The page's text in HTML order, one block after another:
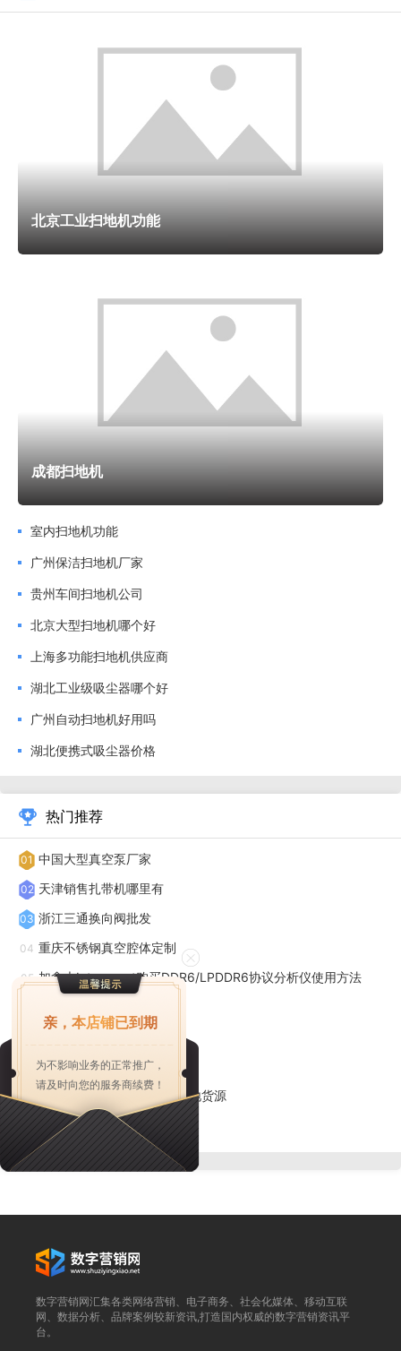
大工业吸尘器的吸力就越大。第二看工业吸尘器的过滤精度，
采用工业吸尘器就是要杜绝二次污染。被吸入的灰尘没有效过
滤干净造成二次污染是敢于吸尘器的一大隐形障碍，也是工业
吸尘器不达标的一个参数，这个时候我们的工业吸尘器选择就
是错误的。第三工业吸尘器的配件是否丰富，多吸嘴的配备，
因为不同的工作黄金需要不同的工业吸尘器吸嘴去配合，看工
业吸尘器所配备的吸嘴是否适合您的清洁需要。当然配备越全
所适用的场合越多。末尾看看工业吸尘器的其他细节。吸尘器
不易老化。机身是否有防撞设计，以保护您的其他设备。配有
尘袋的看尘袋的质量是否好，推荐无纺布材料。吸尘器的维护
保养：吸水时应取下尘格尘袋后，在吸水。
集尘桶易清洗，无需更换，因而不产生二次消费，为消费
者免除了购买配套尘袋的烦恼。部分品牌推出的一键式倾倒使
清洁起来也方便。但无尘袋式吸尘器质量也并不都在同一水平
线上。市面上出现的无尘袋吸尘器主要有三类：高级气旋式、
普通气旋式，假气旋式。下面就来比较一下无尘袋吸尘器里的
这三个类别吧。高级气旋集尘桶吸尘器，是三类无尘袋吸尘器
中吸尘效果较好的一类。这类吸尘器通过高速离心力和椭圆形
气旋彻底分离灰尘与空气，通过涡轮维持结构维持气流将分离
出的灰尘落入集尘桶底部达到除尘目的。由于吸尘器集尘桶上
且过滤器不会缠绕头发等，可以直接水洗，非常容易清理。吸
尘器过热保护后处理方法:检查集尘室是否被垃圾、毛发填
满。陕西干湿吸尘器工厂
吸尘器过热保护后处理方法:如有集尘室全满的现象需要清
理集尘室。山东无线吸尘器操作方法
无尘袋吸尘器关键的选购指标又有哪些呢？尘盒式吸尘器
是一个一端带孔（空气和灰尘的入口）。选购时一看吸力，二
看防堵塞功能，三看易清洁程度。这三点直接关系到消费者使
用吸尘器的清洁效果，使用寿命和使用的便利程度，而灰尘分
离技术就是决定吸尘器这三个关键功能点的主要因素。无尘袋
吸尘器不只吸力强劲，变速气旋式吸尘器还能杜绝灰尘堵塞和
毛发缠绕。其机身结构简单，独特的水平放置锥形过滤器可使
普通气旋的吸尘器分离灰尘毛发不彻底，一旦吸入了毛发很容
气旋式吸尘器有确定的优势。山东无线吸尘器操作方法
北京工业扫地机功能
成都扫地机
室内扫地机功能
广州保洁扫地机厂家
贵州车间扫地机公司
北京大型扫地机哪个好
上海多功能扫地机供应商
湖北工业级吸尘器哪个好
广州自动扫地机好用吗
湖北便携式吸尘器价格
热门推荐
01 中国大型真空泵厂家
02 天津销售扎带机哪里有
03 浙江三通换向阀批发
04 重庆不锈钢真空腔体定制
05 加拿大Introspect购买DDR6/LPDDR6协议分析仪使用方法
太原5层别墅电梯尺寸
09 上海高弹性一次性止血带产地货源
10 慈溪商业贩卖机销售
数字营销网汇集各类网络营销、电子商务、社会化媒体、移动互联
网、数据分析、品牌案例较新资讯,打造国内权威的数字营销资讯平
台。
亲，本店铺已到期
为不影响业务的正常推广，
请及时向您的服务商续费！